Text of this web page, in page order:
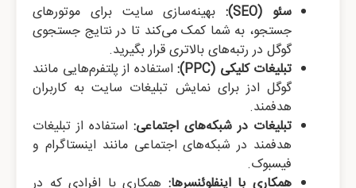
سئو (SEO):
بهینه‌سازی سایت برای موتورهای
جستجو، به شما کمک می‌کند تا در نتایج جستجوی
گوگل در رتبه‌های بالاتری قرار بگیرید.
تبلیغات کلیکی (PPC):
استفاده از پلتفرم‌هایی مانند
گوگل ادز برای نمایش تبلیغات سایت به کاربران
هدفمند.
تبلیغات در شبکه‌های اجتماعی: استفاده از تبلیغات
هدفمند در شبکه‌های اجتماعی مانند اینستاگرام و
فیسبوک.
همکاری با اینفلوئنسرها: همکاری با افرادی که در